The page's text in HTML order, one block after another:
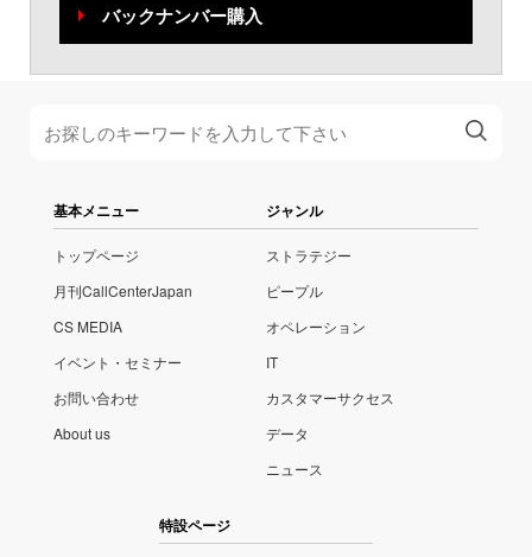
バックナンバー購入
基本メニュー
トップページ
月刊CallCenterJapan
CS MEDIA
イベント・セミナー
お問い合わせ
About us
ジャンル
ストラテジー
ピープル
オペレーション
IT
カスタマーサクセス
データ
ニュース
特設ページ